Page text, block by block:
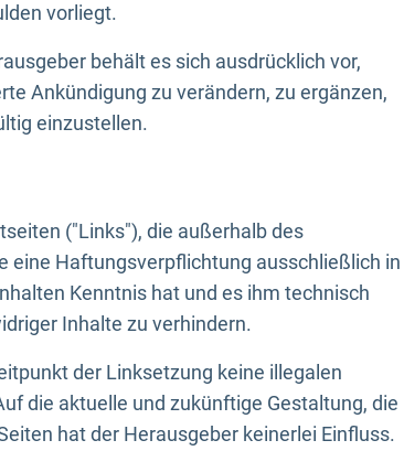
vorliegt.
behält es sich ausdrücklich vor,
Ankündigung zu verändern, zu ergänzen,
einzustellen.
("Links"), die außerhalb des
eine Haftungsverpflichtung ausschließlich in
Kenntnis hat und es ihm technisch
Inhalte zu verhindern.
der Linksetzung keine illegalen
die aktuelle und zukünftige Gestaltung, die
hat der Herausgeber keinerlei Einfluss.